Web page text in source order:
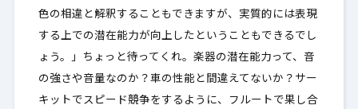
色の相違と解釈することもできますが、実質的には表現
する上での潜在能力が向上したということもできるでし
ょう。」ちょっと待ってくれ。楽器の潜在能力って、音
の強さや音量なのか？車の性能と間違えてないか？サー
キットでスピード競争をするように、フルートで果し合